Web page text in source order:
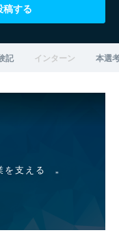
稿する
記 インターン 本選
を支える